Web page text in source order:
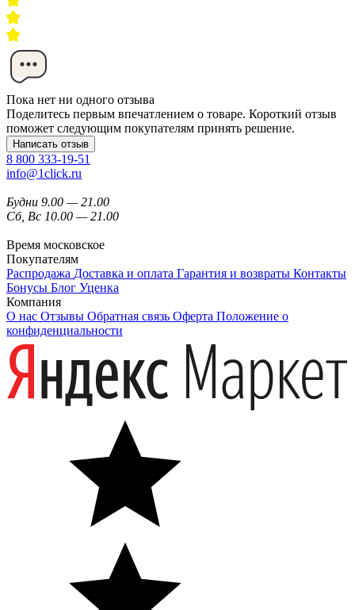
Пока нет ни одного отзыва
Поделитесь первым впечатлением о товаре. Короткий отзыв
поможет следующим покупателям принять решение.
Написать отзыв
8 800 333-19-51
info@1click.ru
Будни 9.00 — 21.00
Сб, Вс 10.00 — 21.00
Время московское
Покупателям
Распродажа Доставка и оплата Гарантия и возвраты Контакты
Бонусы Блог Уценка
Компания
О нас Отзывы Обратная связь Оферта Положение о
конфиденциальности